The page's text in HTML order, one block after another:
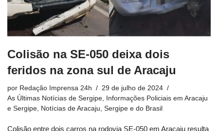
Colisão na SE-050 deixa dois
feridos na zona sul de Aracaju
por Redação Imprensa 24h
29 de julho de 2024
As Últimas Notícias de Sergipe,
Informações Policiais em Aracaju
e Sergipe, Notícias de Aracaju, Sergipe e do Brasil
Colisão entre dois carros na rodovia SE-050 em Aracaju resulta